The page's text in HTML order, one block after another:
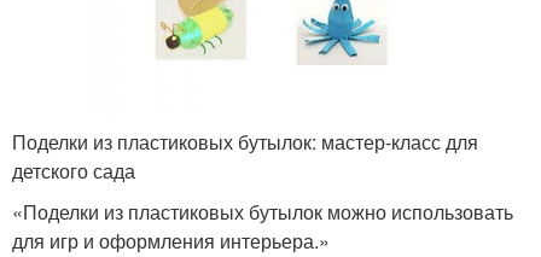
Поделки из пластиковых бутылок: мастер-класс для
детского сада
«Поделки из пластиковых бутылок можно использовать
для игр и оформления интерьера.»